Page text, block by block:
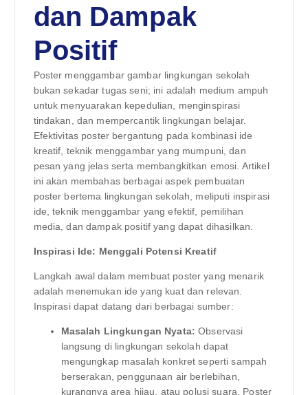
dan Dampak
Positif
Poster menggambar gambar lingkungan sekolah
bukan sekadar tugas seni; ini adalah medium ampuh
untuk menyuarakan kepedulian, menginspirasi
tindakan, dan mempercantik lingkungan belajar.
Efektivitas poster bergantung pada kombinasi ide
kreatif, teknik menggambar yang mumpuni, dan
pesan yang jelas serta membangkitkan emosi. Artikel
ini akan membahas berbagai aspek pembuatan
poster bertema lingkungan sekolah, meliputi inspirasi
ide, teknik menggambar yang efektif, pemilihan
media, dan dampak positif yang dapat dihasilkan.
Inspirasi Ide: Menggali Potensi Kreatif
Langkah awal dalam membuat poster yang menarik
adalah menemukan ide yang kuat dan relevan.
Inspirasi dapat datang dari berbagai sumber:
Masalah Lingkungan Nyata: Observasi
langsung di lingkungan sekolah dapat
mengungkap masalah konkret seperti sampah
berserakan, penggunaan air berlebihan,
kurangnya area hijau, atau polusi suara. Poster